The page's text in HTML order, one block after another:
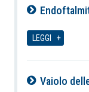
LEGGI
Vaiolo